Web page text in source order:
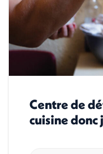
Centre de
cuisine donc